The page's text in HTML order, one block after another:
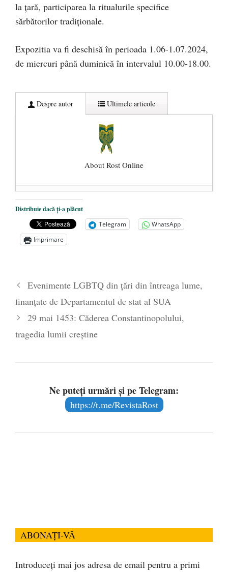
la țară, participarea la ritualurile specifice
sărbătorilor tradiționale.
Expozitia va fi deschisă în perioada 1.06-1.07.2024,
de miercuri până duminică în intervalul 10.00-18.00.
Despre autor Ultimele articole
About Rost Online
Dezvăluiri cutremurătoare despre
președintele Ucrainei, Volodymyr
Zelensky
- 13 mai 2026
Statul care servește Națiunea
poetului Octavian Goga, înlăturat din Iași
- 16 aprilie 2026
Distribuie dacă ți-a plăcut
Telegram
WhatsApp
Imprimare
Evenimente LGBTQ din țări din întreaga lume,
finanțate de Departamentul de stat al SUA
29 mai 1453: Căderea Constantinopolului,
tragedia lumii creștine
Ne puteți urmări și pe Telegram:
https://t.me/RevistaRost
ABONAȚI-VĂ
Introduceți mai jos adresa de email pentru a primi